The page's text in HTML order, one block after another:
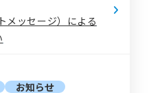
メッセージ）による
お知らせ